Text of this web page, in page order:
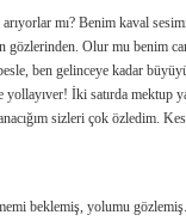
mı? Benim kaval
gözlerinden. Olur mu benim
ben gelinceye kadar
yollayıver! İki satırda mektup
sizleri çok özledim.
beklemiş, yolumu